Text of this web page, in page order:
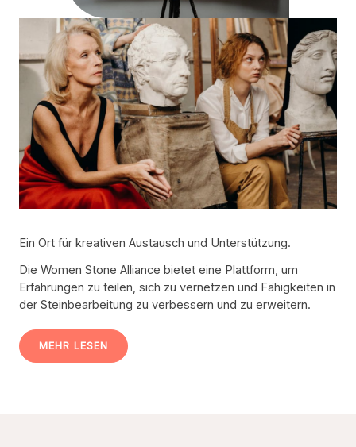
Ein Ort für kreativen Austausch und Unterstützung.
Die Women Stone Alliance bietet eine Plattform, um
Erfahrungen zu teilen, sich zu vernetzen und Fähigkeiten in
der Steinbearbeitung zu verbessern und zu erweitern.
MEHR LESEN